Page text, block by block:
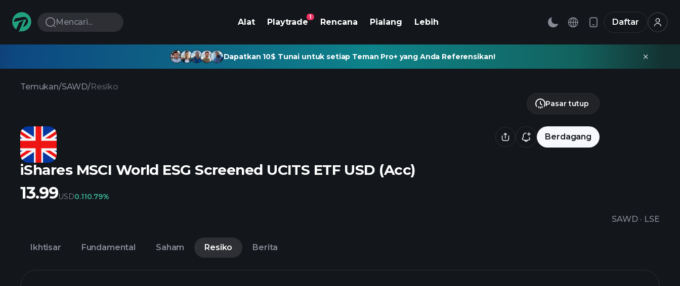
Mencari... Alat Playtrade
1
Rencana Pialang Lebih Daftar
Dapatkan 10$ Tunai untuk setiap Teman Pro+ yang Anda Referensikan!
Temukan/SAWD/Resiko
Berdagang
iShares MSCI World ESG Screened UCITS ETF USD (Acc)
SAWD · LSE
Pasar tutup
13.99USD0.110.79%
Ikhtisar Fundamental Saham Resiko Berita